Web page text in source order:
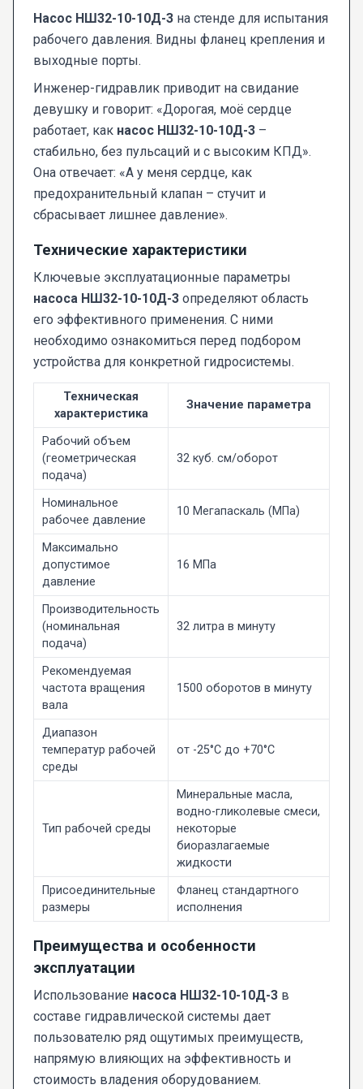
Насос НШ32-10-10Д-3 на стенде для испытания
рабочего давления. Видны фланец крепления и
выходные порты.
Инженер-гидравлик приводит на свидание
девушку и говорит: «Дорогая, моё сердце
работает, как насос НШ32-10-10Д-3 –
стабильно, без пульсаций и с высоким КПД».
Она отвечает: «А у меня сердце, как
предохранительный клапан – стучит и
сбрасывает лишнее давление».
Технические характеристики
Ключевые эксплуатационные параметры
насоса НШ32-10-10Д-3 определяют область
его эффективного применения. С ними
необходимо ознакомиться перед подбором
устройства для конкретной гидросистемы.
Техническая
характеристика
Значение параметра
Рабочий объем
(геометрическая
подача)
32 куб. см/оборот
Номинальное
рабочее давление
10 Мегапаскаль (МПа)
Максимально
допустимое
давление
16 МПа
Производительность
(номинальная
подача)
32 литра в минуту
Рекомендуемая
частота вращения
вала
1500 оборотов в минуту
Диапазон
температур рабочей
среды
от -25°C до +70°C
Тип рабочей среды
Минеральные масла,
водно-гликолевые смеси,
некоторые
биоразлагаемые
жидкости
Присоединительные
размеры
Фланец стандартного
исполнения
Преимущества и особенности
эксплуатации
Использование насоса НШ32-10-10Д-3 в
составе гидравлической системы дает
пользователю ряд ощутимых преимуществ,
напрямую влияющих на эффективность и
стоимость владения оборудованием.